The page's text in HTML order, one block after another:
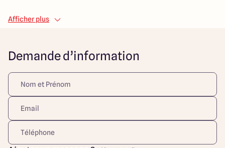
Le garage attenant facilite le stationnement et le
chauffage par pompe à chaleur garantit un confort
Le terrain de 640 m², exposé plein sud, vous permet de
étant à proximité de commodités essentielles. Vous
trouverez des crèches, des espaces verts, des services
de santé et des commerces à proximité, le tout dans un
environnement tranquille et pittoresque. De plus, un
accès rapide à l'autoroute et une station de train à
proximité favorisent vos déplacements.
Ne manquez pas cette opportunité unique d’acquérir une
Afficher plus
Demande d’information